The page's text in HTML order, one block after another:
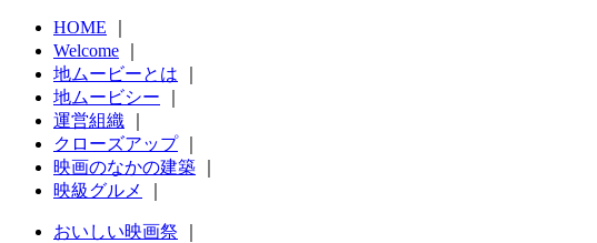
HOME
Welcome
地ムービーとは
地ムービシー
運営組織
クローズアップ｜
映画のなかの建築
映級グルメ
おいしい映画祭